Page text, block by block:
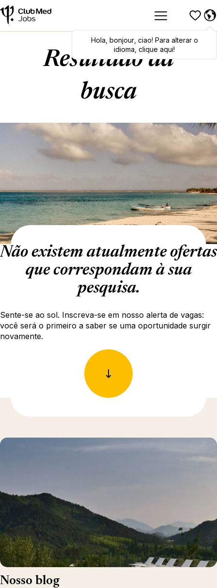
Hola,bonjour,ciao! To switch
languages, click here!
Hola bonjour, ciao! Para alterar o
idioma, clique aqui!
Resultado da
busca
Não existem atualmente ofertas
que correspondam à sua
pesquisa.
Sente-se ao sol. Inscreva-se em nosso alerta de vagas:
você será o primeiro a saber se uma oportunidade surgir
novamente.
Nosso blog